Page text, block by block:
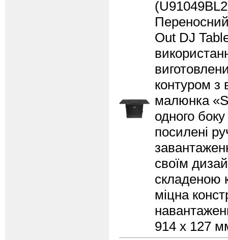
Out DJ
контуром з
малюнка
одного
посилені
своїм
складеною
міцна
914 x 127